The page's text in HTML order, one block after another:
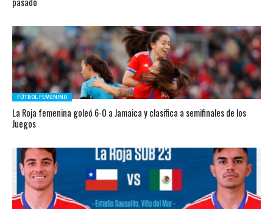
FÚTBOL FEMENINO
La Roja femenina goleó 6-0 a Jamaica y clasifica a semifinales de los
Juegos